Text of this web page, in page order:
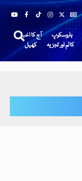
آج کا اخبار ہاروسکوپ
کھیل
کالم اور تجزیہ